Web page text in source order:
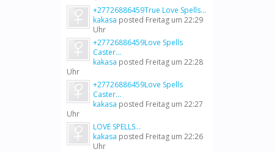
+27726886459True Love Spells...
kakasa posted Freitag um 22:29
Uhr
+27726886459Love Spells
Caster...
kakasa posted Freitag um 22:28
Uhr
+27726886459Love Spells
Caster...
kakasa posted Freitag um 22:27
Uhr
LOVE SPELLS...
kakasa posted Freitag um 22:26
Uhr